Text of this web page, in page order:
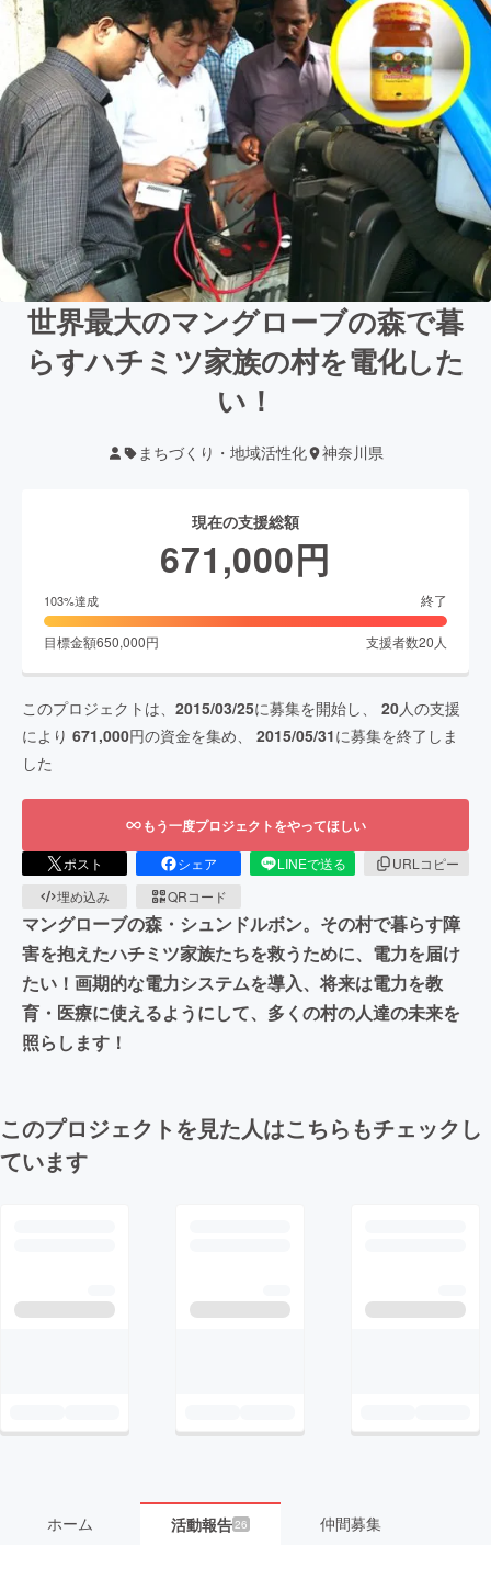
世界最大のマングローブの森で暮
らすハチミツ家族の村を電化した
い！
まちづくり・地域活性化 神奈川県
現在の支援総額
671,000円
103%達成 終了
目標金額650,000円 支援者数20 人
このプロジェクトは、 2015/03/25に募集を開始し、 20人の支援
により 671,000円の資金を集め、 2015/05/31に募集を終了しま
した
もう一度プロジェクトをやってほしい
ポスト シェア LINEで送る
URLコピー
埋め込み
QRコード
マングローブの森・シュンドルボン。その村で暮らす障
害を抱えたハチミツ家族たちを救うために、電力を届け
たい！画期的な電力システムを導入、将来は電力を教
育・医療に使えるようにして、多くの村の人達の未来を
照らします！
このプロジェクトを見た人はこちらもチェックし
ています
ホーム 活動報告26 仲間募集